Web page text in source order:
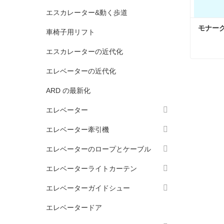
エスカレーター&動く歩道
車椅子用リフト
エスカレーターの近代化
エレベーターの近代化
ARD の最新化
エレベーター
エレベーター牽引機
エレベーターのロープとケーブル
エレベーターライトカーテン
エレベーターガイドシュー
エレベータードア
モナー